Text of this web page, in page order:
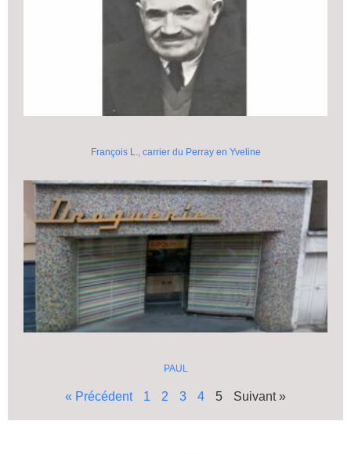
François L., carrier du Perray en Yveline
PAUL
« Précédent 1 2 3 4 5 Suivant »